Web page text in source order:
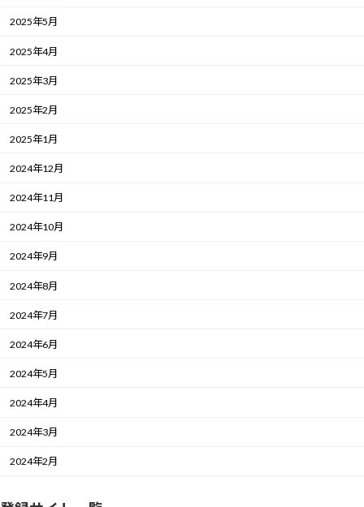
2025年5月
2025年4月
2025年3月
2025年2月
2025年1月
2024年12月
2024年11月
2024年10月
2024年9月
2024年8月
2024年7月
2024年6月
2024年5月
2024年4月
2024年3月
2024年2月